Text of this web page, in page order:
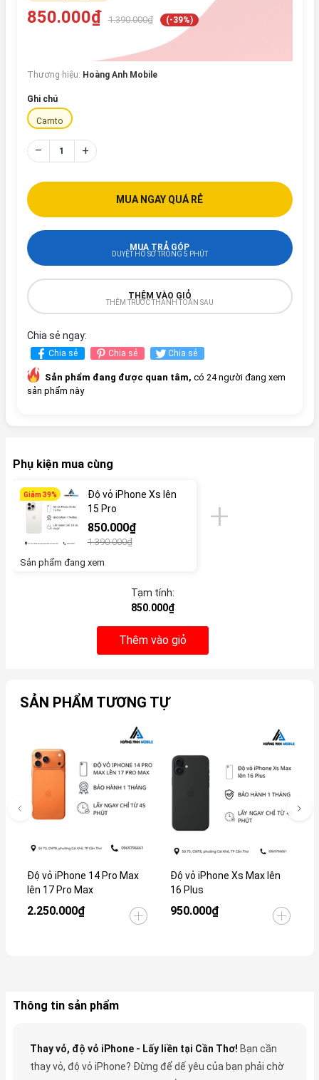
850.000₫ 1.390.000₫ (-39%)
Thương hiệu: Hoàng Anh Mobile
Ghi chú
Camto
– +
MUA NGAY QUÁ RẺ
MUA TRẢ GÓP
DUYỆT HỒ SƠ TRONG 5 PHÚT
THÊM VÀO GIỎ
THÊM TRƯỚC THANH TOÁN SAU
Chia sẻ ngay:
Chia sẻ Chia sẻ Chia sẻ
Sản phẩm đang được quan tâm, có 24 người đang xem
sản phẩm này
Phụ kiện mua cùng
Giảm 39%
Độ vỏ iPhone Xs lên
15 Pro
850.000₫
1.390.000₫
Sản phẩm đang xem
Tạm tính:
850.000₫
Thêm vào giỏ
SẢN PHẨM TƯƠNG TỰ
Độ vỏ iPhone 14 Pro Max
lên 17 Pro Max
2.250.000₫
Độ vỏ iPhone Xs Max lên
16 Plus
950.000₫
Thông tin sản phẩm
Thay vỏ, độ vỏ iPhone - Lấy liền tại Cần Thơ! Bạn cần
thay vỏ, độ vỏ iPhone? Đừng để dế yêu của bạn phải chờ